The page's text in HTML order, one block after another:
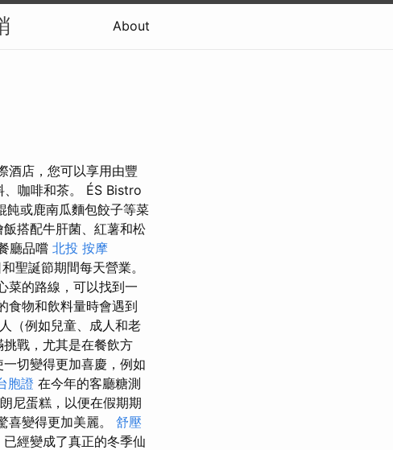
About
酒店，您可以享用由豐
、咖啡和茶。 ÉS Bistro
飩或鹿南瓜麵包餃子等菜
搭配牛肝菌、紅薯和松
廳品嚐 北投 按摩
和聖誕節期間每天營業。
菜的路線，可以找到一
食物和飲料量時會遇到
（例如兒童、成人和老
戰，尤其是在餐飲方
切變得更加喜慶，例如
胞證 在今年的客廳糖測
尼蛋糕，以便在假期期
喜變得更加美麗。 舒壓
經變成了真正的冬季仙